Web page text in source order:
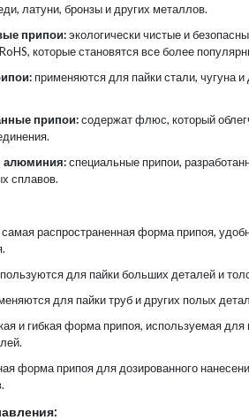
латуни, бронзы и других металлов.
припои:экологически чистые и
которые становятся все более
применяются для пайки стали, чугуна и
припои:содержат флюс, который
алюминия:специальные припои,
сплавов.
самая распространенная форма припоя,
для пайки больших деталей и
для пайки труб и других полых
и гибкая форма припоя, используемая
форма припоя для дозированного